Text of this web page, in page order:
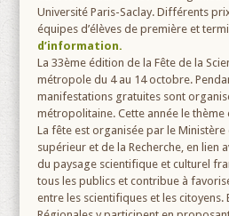
Université Paris-Saclay. Différents
équipes d’élèves de première et
d’information.
La 33ème édition de la Fête de la
métropole du 4 au 14 octobre.
manifestations gratuites sont
métropolitaine. Cette année le thème
La fête est organisée par le Ministère
supérieur et de la Recherche, en lien
du paysage scientifique et culturel
tous les publics et contribue à
entre les scientifiques et les citoyens.